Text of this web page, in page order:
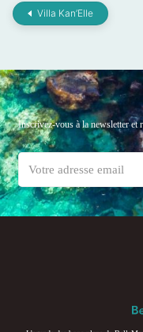
Villa Kan’Elle
Inscrivez-vous à la newsletter et